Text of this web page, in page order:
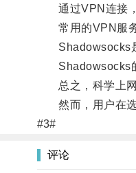
通过VPN连接，
常用的VPN服务
Shadowsocks是
Shadowsocks的
总之，科学上网
然而，用户在选
#3#
评论